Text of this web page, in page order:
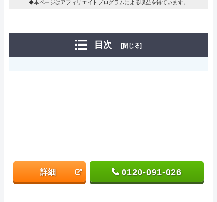
◆本ページはアフィリエイトプログラムによる収益を得ています。
目次 [閉じる]
詳細 0120-091-026